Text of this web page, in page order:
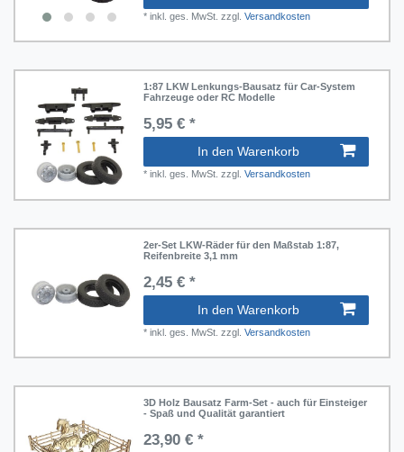
und Wiegen
Vorstellungsvermögen
und Bewegung
entdecken
und Rechnen
* inkl. ges. MwSt. zzgl. Versandkosten
1:87 LKW Lenkungs-Bausatz für Car-System
Fahrzeuge oder RC Modelle
5,95 € *
In den Warenkorb
* inkl. ges. MwSt. zzgl. Versandkosten
2er-Set LKW-Räder für den Maßstab 1:87,
Reifenbreite 3,1 mm
2,45 € *
In den Warenkorb
* inkl. ges. MwSt. zzgl. Versandkosten
3D Holz Bausatz Farm-Set - auch für Einsteiger
- Spaß und Qualität garantiert
23,90 € *